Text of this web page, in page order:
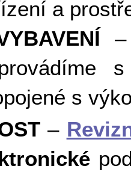
a
–
s
–